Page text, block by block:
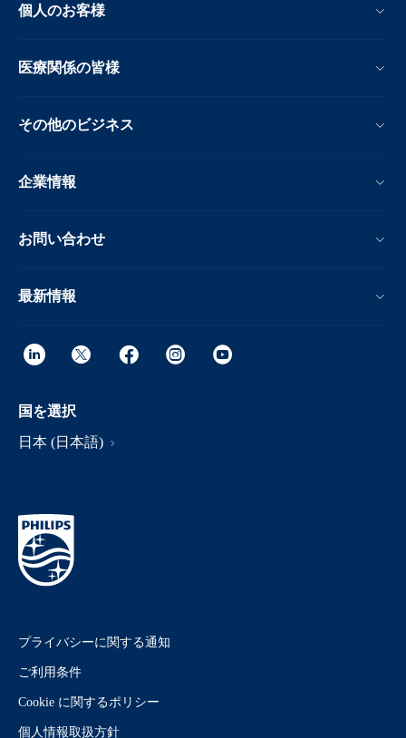
個人のお客様
医療関係の皆様
その他のビジネス
企業情報
お問い合わせ
最新情報
国を選択
日本 (日本語)
プライバシーに関する通知
ご利用条件
Cookie に関するポリシー
個人情報取扱方針